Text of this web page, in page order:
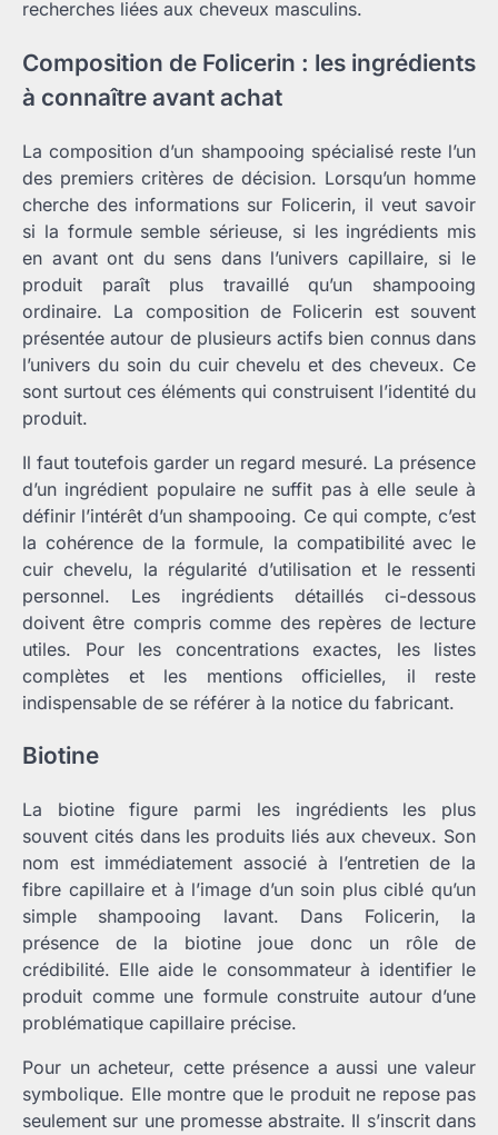
recherches liées aux cheveux masculins.
Composition de Folicerin : les ingrédients
à connaître avant achat
La composition d’un shampooing spécialisé reste l’un
des premiers critères de décision. Lorsqu’un homme
cherche des informations sur Folicerin, il veut savoir
si la formule semble sérieuse, si les ingrédients mis
en avant ont du sens dans l’univers capillaire, si le
produit paraît plus travaillé qu’un shampooing
ordinaire. La composition de Folicerin est souvent
présentée autour de plusieurs actifs bien connus dans
l’univers du soin du cuir chevelu et des cheveux. Ce
sont surtout ces éléments qui construisent l’identité du
produit.
Il faut toutefois garder un regard mesuré. La présence
d’un ingrédient populaire ne suffit pas à elle seule à
définir l’intérêt d’un shampooing. Ce qui compte, c’est
la cohérence de la formule, la compatibilité avec le
cuir chevelu, la régularité d’utilisation et le ressenti
personnel. Les ingrédients détaillés ci-dessous
doivent être compris comme des repères de lecture
utiles. Pour les concentrations exactes, les listes
complètes et les mentions officielles, il reste
indispensable de se référer à la notice du fabricant.
Biotine
La biotine figure parmi les ingrédients les plus
souvent cités dans les produits liés aux cheveux. Son
nom est immédiatement associé à l’entretien de la
fibre capillaire et à l’image d’un soin plus ciblé qu’un
simple shampooing lavant. Dans Folicerin, la
présence de la biotine joue donc un rôle de
crédibilité. Elle aide le consommateur à identifier le
produit comme une formule construite autour d’une
problématique capillaire précise.
Pour un acheteur, cette présence a aussi une valeur
symbolique. Elle montre que le produit ne repose pas
seulement sur une promesse abstraite. Il s’inscrit dans